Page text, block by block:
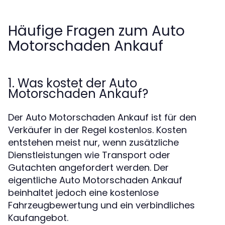
Häufige Fragen zum Auto
Motorschaden Ankauf
1. Was kostet der Auto
Motorschaden Ankauf?
Der Auto Motorschaden Ankauf ist für den
Verkäufer in der Regel kostenlos. Kosten
entstehen meist nur, wenn zusätzliche
Dienstleistungen wie Transport oder
Gutachten angefordert werden. Der
eigentliche Auto Motorschaden Ankauf
beinhaltet jedoch eine kostenlose
Fahrzeugbewertung und ein verbindliches
Kaufangebot.